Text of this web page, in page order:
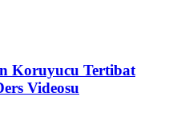
Koruyucu Tertibat
Videosu